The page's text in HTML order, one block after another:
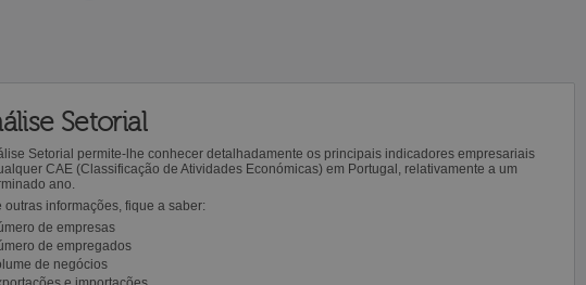
Setorial
Setorial permite-lhe conhecer detalhadamente os principais indicadores empresariais
CAE (Classificação de Atividades Económicas) em Portugal, relativamente a um
ano.
outras informações, fique a saber:
de empresas
de empregados
de negócios